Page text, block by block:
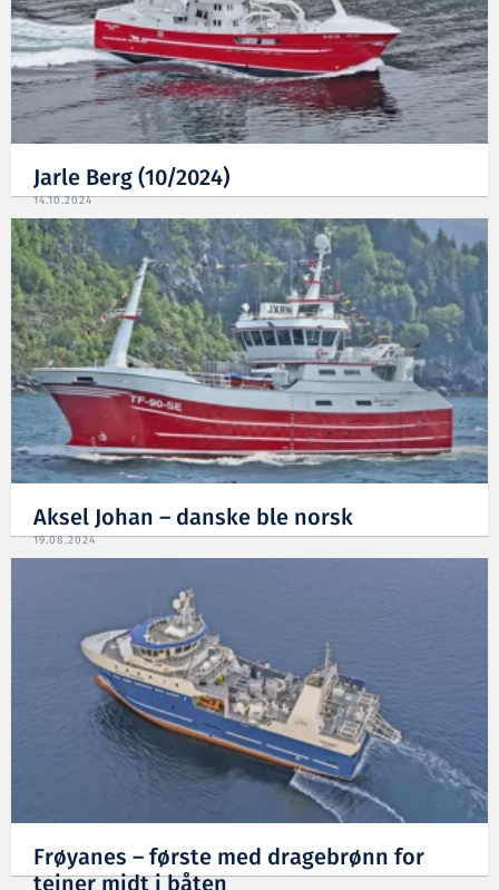
Jarle Berg (10/2024)
14.10.2024
Aksel Johan – danske ble norsk
19.08.2024
Frøyanes – første med dragebrønn for